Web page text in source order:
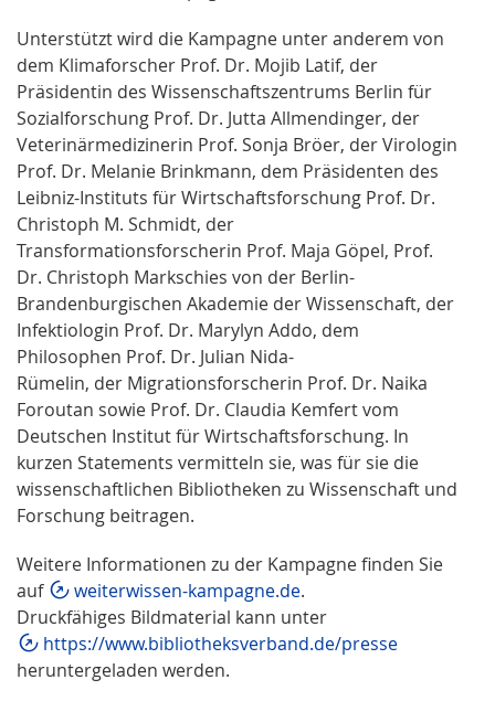
Unterstützt wird die Kampagne unter anderem von
dem Klimaforscher Prof. Dr. Mojib Latif, der
Präsidentin des Wissenschaftszentrums Berlin für
Sozialforschung Prof. Dr. Jutta Allmendinger, der
Veterinärmedizinerin Prof. Sonja Bröer, der Virologin
Prof. Dr. Melanie Brinkmann, dem Präsidenten des
Leibniz-Instituts für Wirtschaftsforschung Prof. Dr.
Christoph M. Schmidt, der
Transformationsforscherin Prof. Maja Göpel, Prof.
Dr. Christoph Markschies von der Berlin-
Brandenburgischen Akademie der Wissenschaft, der
Infektiologin Prof. Dr. Marylyn Addo, dem
Philosophen Prof. Dr. Julian Nida-
Rümelin, der Migrationsforscherin Prof. Dr. Naika
Foroutan sowie Prof. Dr. Claudia Kemfert vom
Deutschen Institut für Wirtschaftsforschung. In
kurzen Statements vermitteln sie, was für sie die
wissenschaftlichen Bibliotheken zu Wissenschaft und
Forschung beitragen.
Weitere Informationen zu der Kampagne finden Sie
auf
weiterwissen-kampagne.de.
Druckfähiges Bildmaterial kann unter
https://www.bibliotheksverband.de/presse
heruntergeladen werden.